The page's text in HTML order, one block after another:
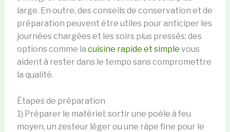
large. En outre, des conseils de conservation et de
préparation peuvent être utiles pour anticiper les
journées chargées et les soirs plus pressés; des
options comme la cuisine rapide et simple vous
aident à rester dans le tempo sans compromettre
la qualité.
Étapes de préparation
1) Préparer le matériel: sortir une poêle à feu
moyen, un zesteur léger ou une râpe fine pour le